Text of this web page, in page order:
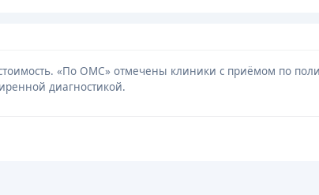
«По ОМС» отмечены клиники с приёмом по
диагностикой.